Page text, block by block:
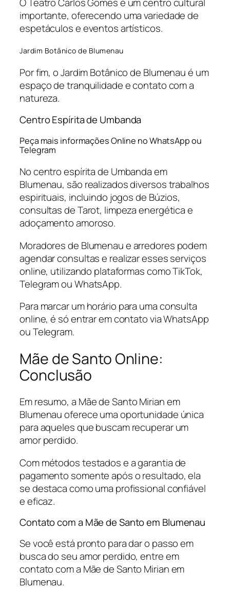
importante, oferecendo uma variedade de
espetáculos e eventos artísticos.
Jardim Botânico de Blumenau
Por fim, o Jardim Botânico de Blumenau é um
espaço de tranquilidade e contato com a
natureza.
Centro Espírita de Umbanda
Peça mais informações Online no WhatsApp ou
Telegram
No centro espírita de Umbanda em
Blumenau, são realizados diversos trabalhos
espirituais, incluindo jogos de Búzios,
consultas de Tarot, limpeza energética e
adoçamento amoroso.
Moradores de Blumenau e arredores podem
agendar consultas e realizar esses serviços
online, utilizando plataformas como TikTok,
Telegram ou WhatsApp.
Para marcar um horário para uma consulta
online, é só entrar em contato via WhatsApp
ou Telegram.
Mãe de Santo Online:
Conclusão
Em resumo, a Mãe de Santo Mirian em
Blumenau oferece uma oportunidade única
para aqueles que buscam recuperar um
amor perdido.
Com métodos testados e a garantia de
pagamento somente após o resultado, ela
se destaca como uma profissional confiável
e eficaz.
Contato com a Mãe de Santo em Blumenau
Se você está pronto para dar o passo em
busca do seu amor perdido, entre em
contato com a Mãe de Santo Mirian em
Blumenau.